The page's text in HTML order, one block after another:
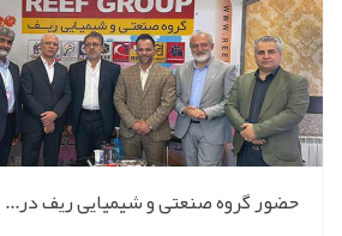
حضور گروه صنعتی و شیمیایی ریف در...